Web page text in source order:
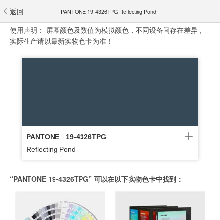
返回 PANTONE 19-4326TPG Reflecting Pond
使用声明： 屏幕颜色及数值为模拟颜色，不同设备间存在差异，
实际生产请以最新实物色卡为准！
PANTONE
19-4326TPG
Reflecting Pond
“PANTONE 19-4326TPG” 可以在以下实物色卡中找到：